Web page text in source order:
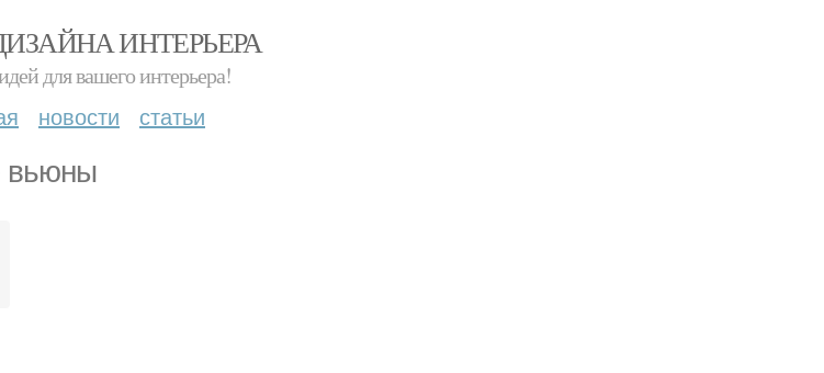
ИНТЕРЬЕРА
для вашего интерьера!
новости статьи
вьюны